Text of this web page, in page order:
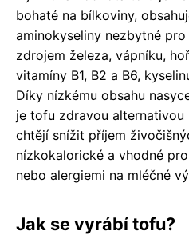
bohaté na bílkoviny,
aminokyseliny nezbytné
zdrojem železa, vápníku,
vitamíny B1, B2 a B6,
Díky nízkému obsahu
je tofu zdravou
chtějí snížit příjem
nízkokalorické a vhodné
nebo alergiemi na mléčné
Jak se vyrábí tofu?